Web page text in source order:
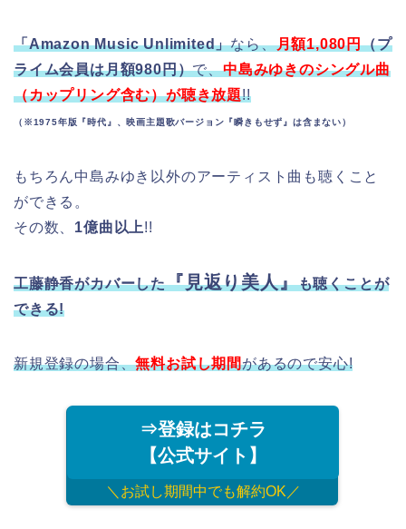
「Amazon Music Unlimited」なら、月額1,080円（プ
ライム会員は月額980円）で、中島みゆきのシングル曲
（カップリング含む）が聴き放題!!
（※1975年版『時代』、映画主題歌バージョン『瞬きもせず』は含まない）
もちろん中島みゆき以外のアーティスト曲も聴くこと
ができる。
その数、 1億曲以上!!
工藤静香がカバーした『見返り美人』も聴くことが
できる!
新規登録の場合、無料お試し期間があるので安心!
⇒登録はコチラ
【公式サイト】
＼お試し期間中でも解約OK／